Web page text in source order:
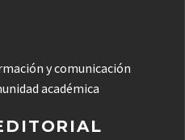
y comunicación
académica